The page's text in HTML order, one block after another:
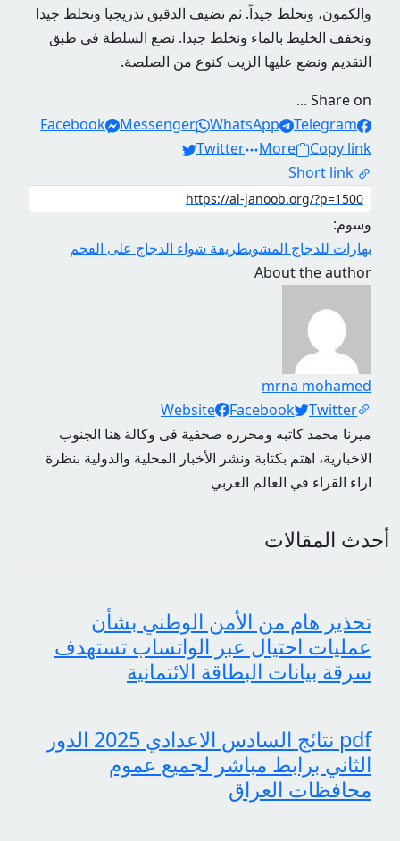
والكمون، ونخلط جيداً. ثم نضيف الدقيق تدريجيا ونخلط جيدا
ونخفف الخليط بالماء ونخلط جيدا. نضع السلطة في طبق
التقديم ونضع عليها الزيت كنوع من الصلصة.
Share on ...
Facebook
Messenger WhatsApp
Telegram
Twitter
More
Copy link
Short link
وسوم:
بهارات للدجاج المشويطريقة شواء الدجاج على الفحم
About the author
mrna mohamed
Social Links
Website Facebook
Twitter
ميرنا محمد كاتبه ومحرره صحفية فى وكالة هنا الجنوب
الاخبارية، اهتم بكتابة ونشر الأخبار المحلية والدولية بنظرة
اراء القراء في العالم العربي
أحدث المقالات
تحذير هام من الأمن الوطني بشأن
عمليات احتيال عبر الواتساب تستهدف
سرقة بيانات البطاقة الائتمانية
pdf نتائج السادس الاعدادي 2025 الدور
الثاني برابط مباشر لجميع عموم
محافظات العراق